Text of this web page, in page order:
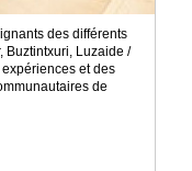
des différents
Buztintxuri, Luzaide /
et des
de